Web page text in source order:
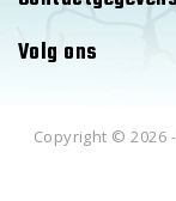
Volg ons
Copyright © 2026